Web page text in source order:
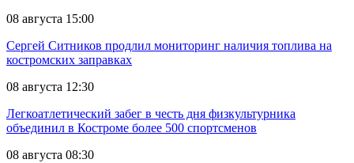
08 августа 15:00
Сергей Ситников продлил мониторинг наличия топлива на
костромских заправках
08 августа 12:30
Легкоатлетический забег в честь дня физкультурника
объединил в Костроме более 500 спортсменов
08 августа 08:30